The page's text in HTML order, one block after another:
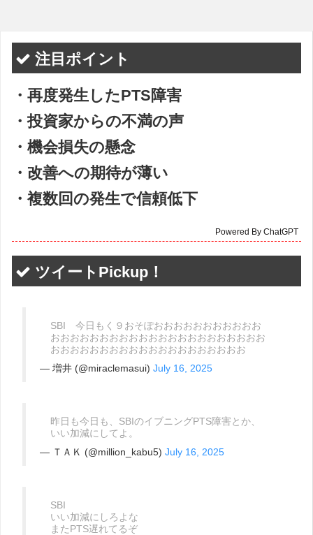
注目ポイント
・再度発生したPTS障害
・投資家からの不満の声
・機会損失の懸念
・改善への期待が薄い
・複数回の発生で信頼低下
Powered By ChatGPT
ツイートPickup！
SBI 今日もく９おそぽおおおおおおおおおおお
おおおおおおおおおおおおおおおおおおおおおお
おおおおおおおおおおおおおおおおおおおお
— 増井 (@miraclemasui) July 16, 2025
昨日も今日も、SBIのイブニングPTS障害とか、
いい加減にしてよ。
— ＴＡＫ (@million_kabu5) July 16, 2025
SBI
いい加減にしろよな
またPTS遅れてるぞ